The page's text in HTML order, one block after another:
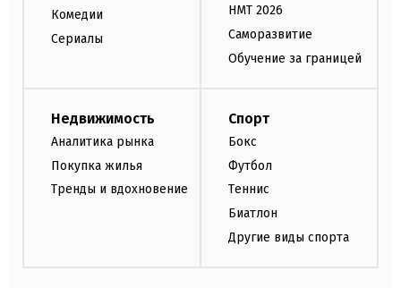
Комедии
Сериалы
НМТ 2026
Саморазвитие
Обучение за границей
Недвижимость
Аналитика рынка
Покупка жилья
Тренды и вдохновение
Спорт
Бокс
Футбол
Теннис
Биатлон
Другие виды спорта